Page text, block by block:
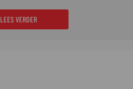
LEES VERDER